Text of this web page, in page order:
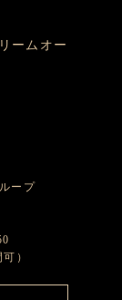
ープ
）